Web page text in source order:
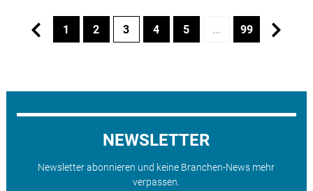
1 2 3 4 5 … 99
NEWSLETTER
Newsletter abonnieren und keine Branchen-News mehr
verpassen.